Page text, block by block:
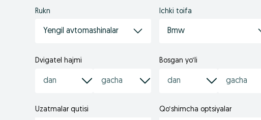
Rukn
Yengil avtomashinalar
Ichki toifa
Bmw
Dvigatel hajmi Bosgan yo‘li
Uzatmalar qutisi Qo‘shimcha optsiyalar